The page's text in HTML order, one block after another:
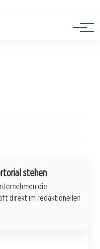
Schwimmbad:
und
stehen
die
direkt im redaktionellen